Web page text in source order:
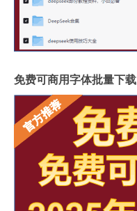
免费可商用字体批量下载